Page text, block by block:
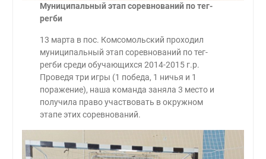
Муниципальный этап соревнований по тег-
регби
13 марта в пос. Комсомольский проходил
муниципальный этап соревнований по тег-
регби среди обучающихся 2014-2015 г.р.
Проведя три игры (1 победа, 1 ничья и 1
поражение), наша команда заняла 3 место и
получила право участвовать в окружном
этапе этих соревнований.